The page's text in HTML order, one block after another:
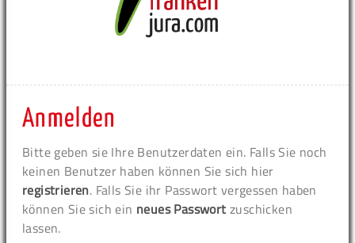
Anmelden
Bitte geben sie Ihre Benutzerdaten ein. Falls Sie noch
keinen Benutzer haben können Sie sich hier
registrieren. Falls Sie ihr Passwort vergessen haben
können Sie sich ein neues Passwort zuschicken
lassen.